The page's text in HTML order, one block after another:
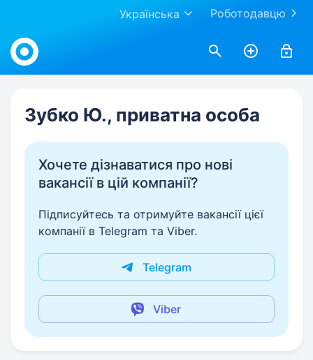
Роботодавцю
Українська
Work.ua
Зубко Ю., приватна особа
Хочете дізнаватися про нові
вакансії в цій компанії?
Підписуйтесь та отримуйте вакансії цієї
компанії в Telegram та Viber.
Telegram
Viber